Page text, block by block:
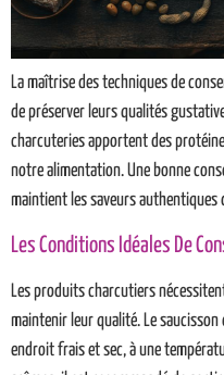
La maîtrise des techniques de
de préserver leurs qualités
charcuteries apportent des
notre alimentation. Une bonne
maintient les saveurs
Les Conditions Idéales De
Les produits charcutiers
maintenir leur qualité. Le
endroit frais et sec, à une